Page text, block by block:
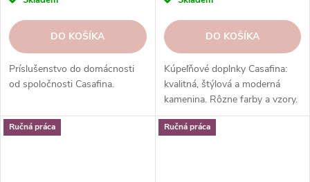
DO KOŠÍKA
Príslušenstvo do domácnosti
od spoločnosti Casafina.
DO KOŠÍKA
Kúpeľňové doplnky Casafina:
kvalitná, štýlová a moderná
kamenina. Rôzne farby a vzory.
Ideálne do kúpeľne. Skvelý
darček.
Ručná práca Ručná práca